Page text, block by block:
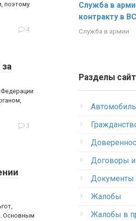
поэтому
4
3
Основным
Служба в
контракту в
Служба в армии
Разделы
Договоры и
Документы
Жалобы
Жалобы в